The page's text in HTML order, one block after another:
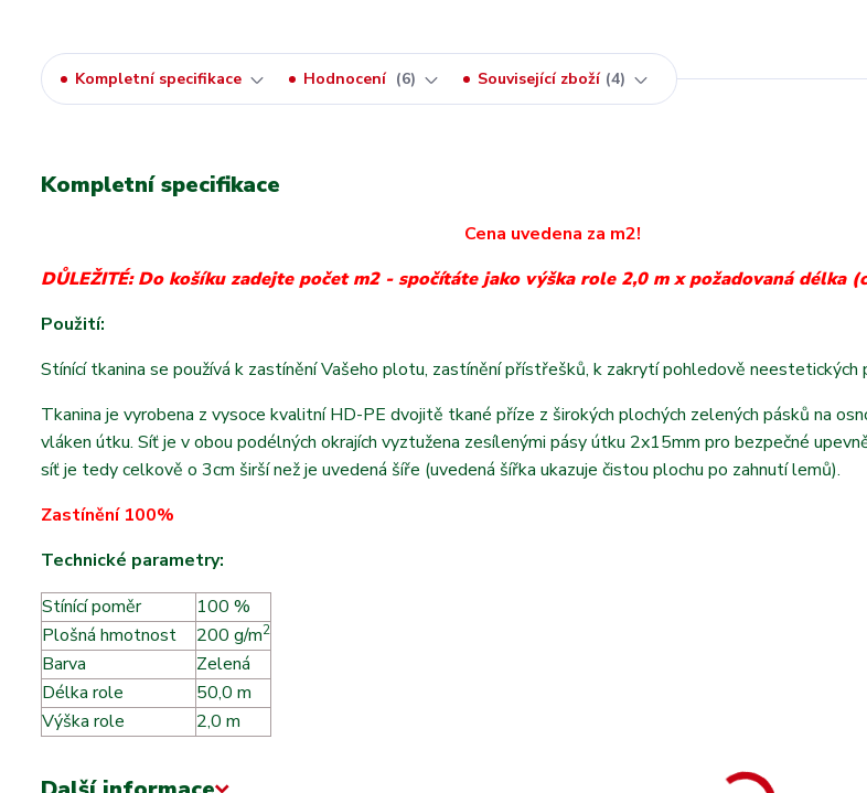
Kompletní specifikace Hodnocení 6 Související zboží 4
Kompletní specifikace
Cena uvedena za m2!
DŮLEŽITÉ: Do košíku zadejte počet m2 - spočítáte jako výška role 2,0 m x požadovaná délka
Použití:
Stínící tkanina se používá k zastínění Vašeho plotu, zastínění přístřešků, k zakrytí pohledově neestetických
Tkanina je vyrobena z vysoce kvalitní HD-PE dvojitě tkané příze z širokých plochých zelených pásků na
vláken útku. Síť je v obou podélných okrajích vyztužena zesílenými pásy útku 2x15mm pro bezpečné
síť je tedy celkově o 3cm širší než je uvedená šíře (uvedená šířka ukazuje čistou plochu po zahnutí lemů).
Zastínění 100%
Technické parametry:
Stínící poměr
100 %
Plošná hmotnost
200 g/m2
Barva
Zelená
Délka role
50,0 m
Výška role
2,0 m